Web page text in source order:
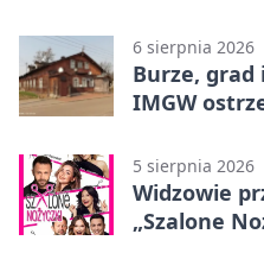
6 sierpnia 2026
Burze,
IMGW
5 sierpnia 2026
Widzowie
„Szalone